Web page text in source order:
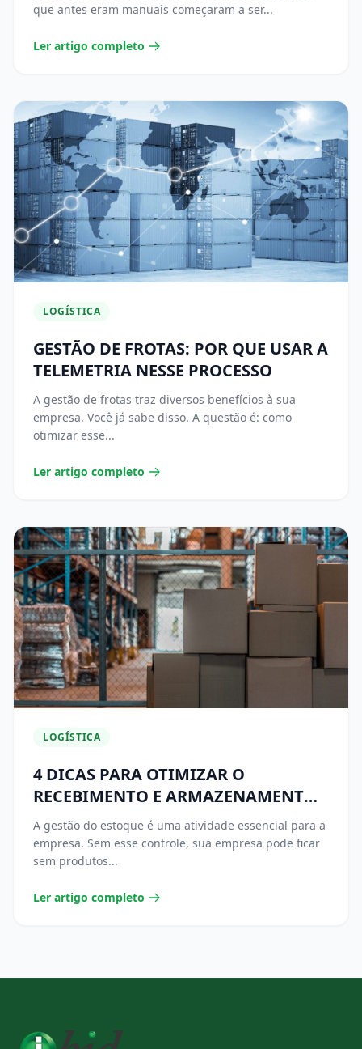
que antes eram manuais começaram a ser...
Ler artigo completo
LOGÍSTICA
GESTÃO DE FROTAS: POR QUE USAR A
TELEMETRIA NESSE PROCESSO
A gestão de frotas traz diversos benefícios à sua
empresa. Você já sabe disso. A questão é: como
otimizar esse...
Ler artigo completo
LOGÍSTICA
4 DICAS PARA OTIMIZAR O
RECEBIMENTO E ARMAZENAMENTO
DE MERCADORIAS
A gestão do estoque é uma atividade essencial para a
empresa. Sem esse controle, sua empresa pode ficar
sem produtos...
Ler artigo completo